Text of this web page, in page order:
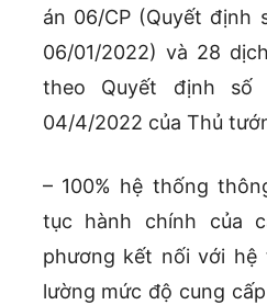
án 06/CP (Quyết định
06/01/2022) và 28
theo Quyết định số
04/4/2022 của Thủ
– 100% hệ thống
tục hành chính của
phương kết nối với hệ
lường mức độ cung